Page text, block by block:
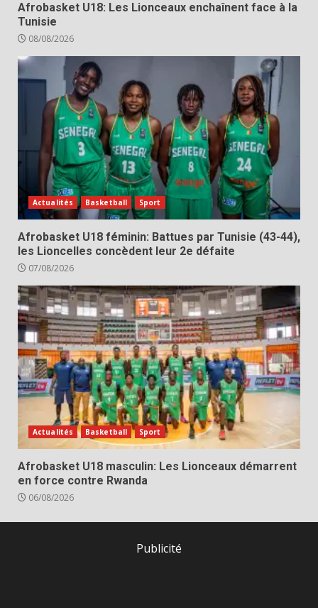
Afrobasket U18: Les Lionceaux enchaînent face à la
Tunisie
08/08/2026
Actualités Basketball Sport
Afrobasket U18 féminin: Battues par Tunisie (43-44),
les Lioncelles concèdent leur 2e défaite
07/08/2026
Actualités Basketball Sport
Afrobasket U18 masculin: Les Lionceaux démarrent
en force contre Rwanda
06/08/2026
Publicité